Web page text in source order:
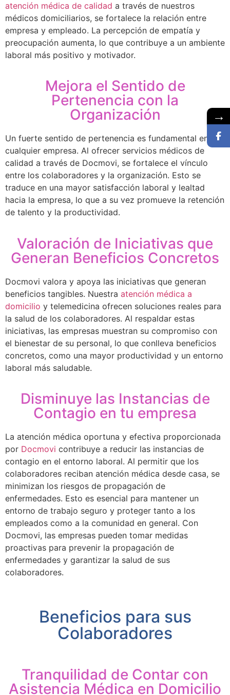
atención médica de calidad a través de nuestros
médicos domiciliarios, se fortalece la relación entre
empresa y empleado. La percepción de empatía y
preocupación aumenta, lo que contribuye a un ambiente
laboral más positivo y motivador.
Mejora el Sentido de
Pertenencia con la
Organización
Un fuerte sentido de pertenencia es fundamental en
cualquier empresa. Al ofrecer servicios médicos de
calidad a través de Docmovi, se fortalece el vínculo
entre los colaboradores y la organización. Esto se
traduce en una mayor satisfacción laboral y lealtad
hacia la empresa, lo que a su vez promueve la retención
de talento y la productividad.
Valoración de Iniciativas que
Generan Beneficios Concretos
Docmovi valora y apoya las iniciativas que generan
beneficios tangibles. Nuestra atención médica a
domicilio y telemedicina ofrecen soluciones reales para
la salud de los colaboradores. Al respaldar estas
iniciativas, las empresas muestran su compromiso con
el bienestar de su personal, lo que conlleva beneficios
concretos, como una mayor productividad y un entorno
laboral más saludable.
Disminuye las Instancias de
Contagio en tu empresa
La atención médica oportuna y efectiva proporcionada
por Docmovi contribuye a reducir las instancias de
contagio en el entorno laboral. Al permitir que los
colaboradores reciban atención médica desde casa, se
minimizan los riesgos de propagación de
enfermedades. Esto es esencial para mantener un
entorno de trabajo seguro y proteger tanto a los
empleados como a la comunidad en general. Con
Docmovi, las empresas pueden tomar medidas
proactivas para prevenir la propagación de
enfermedades y garantizar la salud de sus
colaboradores.
Beneficios para sus
Colaboradores
Tranquilidad de Contar con
Asistencia Médica en Domicilio
→